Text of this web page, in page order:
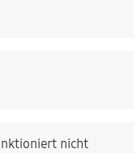
nicht